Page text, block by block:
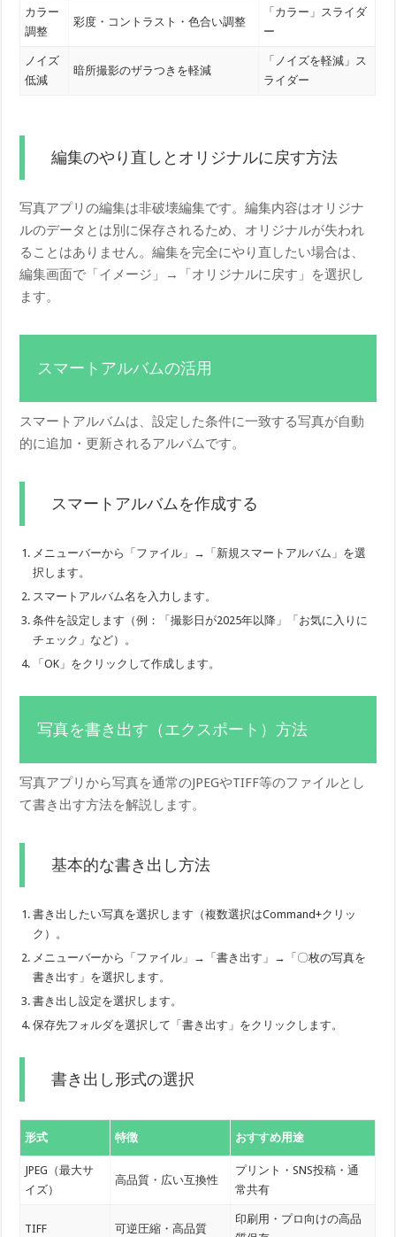
カラー
調整
彩度・コントラスト・色合い調整
「カラー」スライダ
ー
ノイズ
低減
暗所撮影のザラつきを軽減
「ノイズを軽減」ス
ライダー
編集のやり直しとオリジナルに戻す方法
写真アプリの編集は非破壊編集です。編集内容はオリジナ
ルのデータとは別に保存されるため、オリジナルが失われ
ることはありません。編集を完全にやり直したい場合は、
編集画面で「イメージ」→「オリジナルに戻す」を選択し
ます。
スマートアルバムの活用
スマートアルバムは、設定した条件に一致する写真が自動
的に追加・更新されるアルバムです。
スマートアルバムを作成する
メニューバーから「ファイル」→「新規スマートアルバム」を選
択します。
スマートアルバム名を入力します。
条件を設定します（例：「撮影日が2025年以降」「お気に入りに
チェック」など）。
「OK」をクリックして作成します。
写真を書き出す（エクスポート）方法
写真アプリから写真を通常のJPEGやTIFF等のファイルとし
て書き出す方法を解説します。
基本的な書き出し方法
書き出したい写真を選択します（複数選択はCommand+クリッ
ク）。
メニューバーから「ファイル」→「書き出す」→「〇枚の写真を
書き出す」を選択します。
書き出し設定を選択します。
保存先フォルダを選択して「書き出す」をクリックします。
書き出し形式の選択
形式 特徴 おすすめ用途
JPEG（最大サ
イズ）
高品質・広い互換性
プリント・SNS投稿・通
常共有
TIFF 可逆圧縮・高品質
印刷用・プロ向けの高品